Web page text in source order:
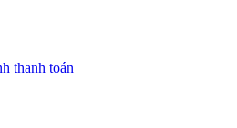
thanh toán